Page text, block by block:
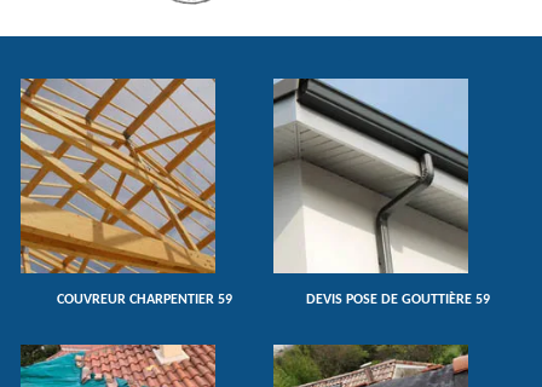
COUVREUR CHARPENTIER 59 DEVIS POSE DE GOUTTIÈRE 59